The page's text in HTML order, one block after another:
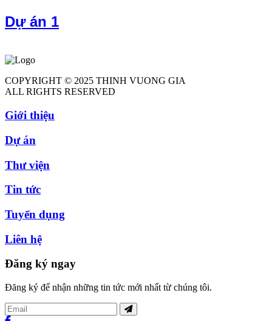
Dự án 1
COPYRIGHT © 2025 THINH VUONG GIA
ALL RIGHTS RESERVED
Giới thiệu
Dự án
Thư viện
Tin tức
Tuyển dụng
Liên hệ
Đăng ký ngay
Đăng ký để nhận những tin tức mới nhất từ chúng tôi.